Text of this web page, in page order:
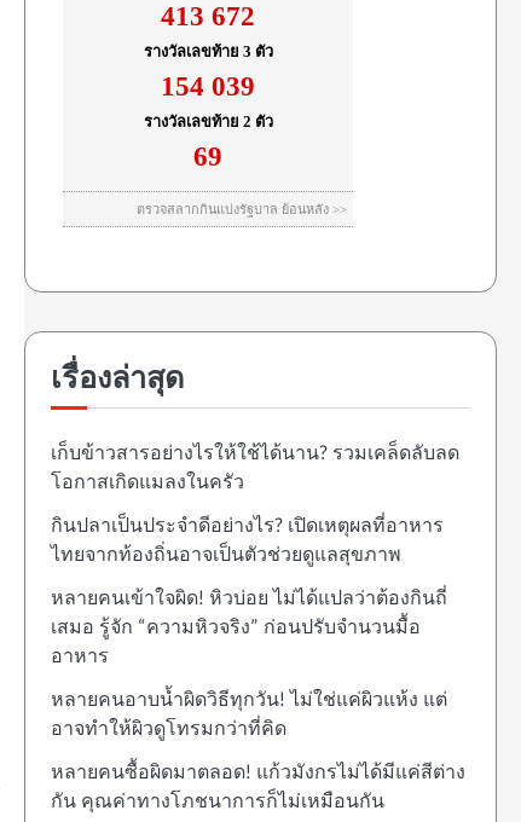
เรื่องล่าสุด
เก็บข้าวสารอย่างไรให้ใช้ได้นาน? รวมเคล็ดลับลด
โอกาสเกิดแมลงในครัว
กินปลาเป็นประจำดีอย่างไร? เปิดเหตุผลที่อาหาร
ไทยจากท้องถิ่นอาจเป็นตัวช่วยดูแลสุขภาพ
หลายคนเข้าใจผิด! หิวบ่อย ไม่ได้แปลว่าต้องกินถี่
เสมอ รู้จัก “ความหิวจริง” ก่อนปรับจำนวนมื้อ
อาหาร
หลายคนอาบน้ำผิดวิธีทุกวัน! ไม่ใช่แค่ผิวแห้ง แต่
อาจทำให้ผิวดูโทรมกว่าที่คิด
หลายคนซื้อผิดมาตลอด! แก้วมังกรไม่ได้มีแค่สีต่าง
กัน คุณค่าทางโภชนาการก็ไม่เหมือนกัน